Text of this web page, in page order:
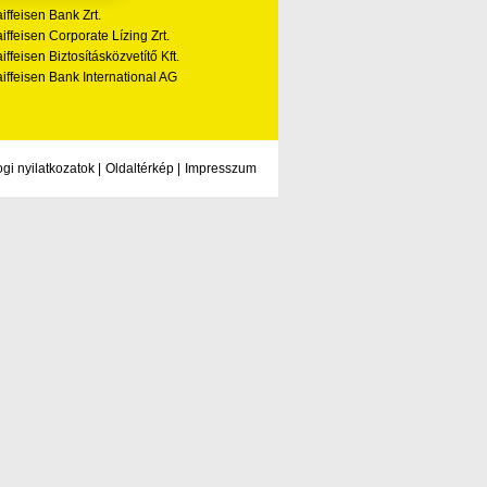
Bank Zrt.
Corporate Lízing Zrt.
Biztosításközvetítő Kft.
Bank International AG
nyilatkozatok | Oldaltérkép | Impresszum